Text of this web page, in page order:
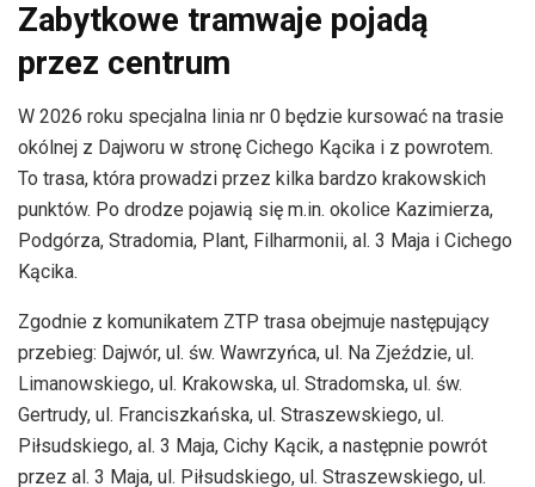
Zabytkowe tramwaje pojadą
przez centrum
W 2026 roku specjalna linia nr 0 będzie kursować na trasie
okólnej z Dajworu w stronę Cichego Kącika i z powrotem.
To trasa, która prowadzi przez kilka bardzo krakowskich
punktów. Po drodze pojawią się m.in. okolice Kazimierza,
Podgórza, Stradomia, Plant, Filharmonii, al. 3 Maja i Cichego
Kącika.
Zgodnie z komunikatem ZTP trasa obejmuje następujący
przebieg: Dajwór, ul. św. Wawrzyńca, ul. Na Zjeździe, ul.
Limanowskiego, ul. Krakowska, ul. Stradomska, ul. św.
Gertrudy, ul. Franciszkańska, ul. Straszewskiego, ul.
Piłsudskiego, al. 3 Maja, Cichy Kącik, a następnie powrót
przez al. 3 Maja, ul. Piłsudskiego, ul. Straszewskiego, ul.